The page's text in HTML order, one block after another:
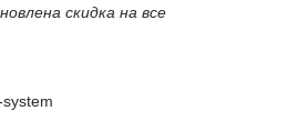
скидка на все